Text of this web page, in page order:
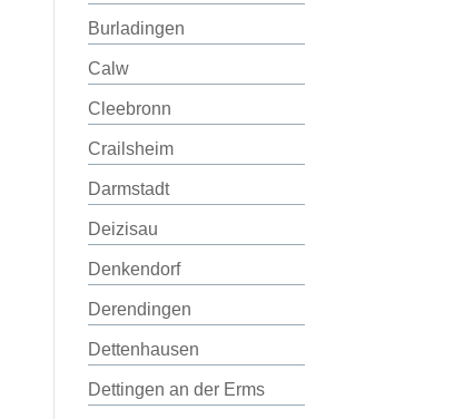
Burladingen
Calw
Cleebronn
Crailsheim
Darmstadt
Deizisau
Denkendorf
Derendingen
Dettenhausen
Dettingen an der Erms